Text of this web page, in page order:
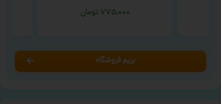
۷۷۵,۰۰۰ تومان
بریم فروشگاه